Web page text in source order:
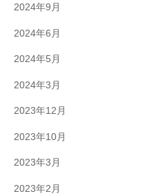
2024年9月
2024年6月
2024年5月
2024年3月
2023年12月
2023年10月
2023年3月
2023年2月